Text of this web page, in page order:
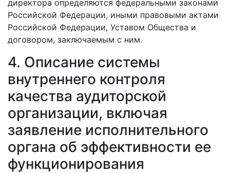
директора определяются федеральными законами
Российской Федерации, иными правовыми актами
Российской Федерации, Уставом Общества и
договором, заключаемым с ним.
4. Описание системы
внутреннего контроля
качества аудиторской
организации, включая
заявление исполнительного
органа об эффективности ее
функционирования